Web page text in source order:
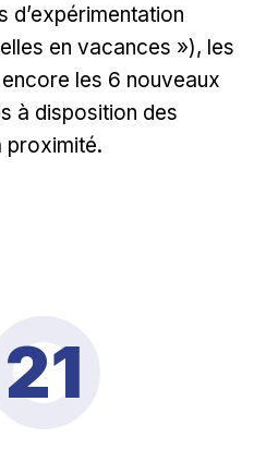
d’expérimentation
en vacances »), les
les 6 nouveaux
à disposition des
proximité.
21